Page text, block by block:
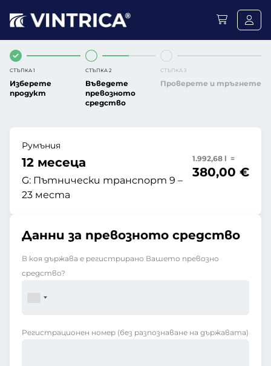
СТЪПКА 1
Изберете
продукт
СТЪПКА 2
Въведете
превозното
средство
СТЪПКА 3
Проверете и тръгнете
Румъния
12 месеца
G: Пътнически транспорт 9 –
23 места
1.992,68 l =
380,00 €
Данни за превозното средство
В коя държава е регистрирано Вашето превозно
средство?
Регистрационен номер (без разпознаване на държавата)